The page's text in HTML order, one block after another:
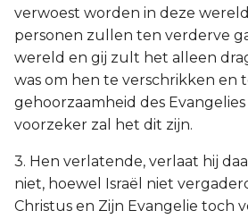
verwoest worden in deze
personen zullen ten verderve
wereld en gij zult het alleen
was om hen te verschrikken en
gehoorzaamheid des
voorzeker zal het dit zijn.
3. Hen verlatende, verlaat hij
niet, hoewel Israël niet
Christus en Zijn Evangelie toch